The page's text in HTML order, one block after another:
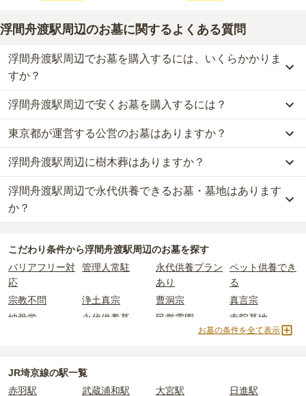
浮間舟渡駅周辺のお墓に関するよくある質問
浮間舟渡駅周辺でお墓を購入するには、いくらかかりま
すか？
浮間舟渡駅周辺での購入費用の目安は、一般墓が約290万円、納骨
堂が約60万円です。
一般墓を建てる場合は、「永代使用料（土地代）」と「墓石代」の
2つが主な費用となります。
浮間舟渡駅周辺の一般墓の永代使用料の平均は
で、墓石代
さ・素材によって変わります。
樹木葬・納骨堂・永代供養墓は、基本的に墓石代がかからず、永代
なお、お墓によっては以下の費用が別途かかる場合があります。
・開眼法要の費用：お墓を新しく建てた際に行う儀式のための費
用。僧侶に渡すお布施がかかります。
・納骨式の費用
：お墓に遺骨を納める儀式のための費用。僧侶に渡
すお布施、会食などの費用がかかります。
：お墓の管理費。契約後、毎年発生するケースがあり
正確な費用は、区画や石材の選び方によって大きく変わるため、見
積もりを取るまで確定しません。
浮間舟渡駅周辺で安くお墓を購入するには？
浮間舟渡駅周辺で一番安価なお墓は、蓮華寺 納骨塔
で、
60万円からお求めいただけます。
一般的に最も費用を抑えられるのは、他の方のご遺骨と一緒に埋葬
する「合祀墓（ごうしぼ）」と呼ばれるタイプです。個別のお墓に
比べて省スペースで管理の手間がかからないため、費用が安く設定
されています。
価格の目安は、1名あたり5万円〜30万円程度です。
浮間舟渡駅周辺 で安価なお墓を探したい場合は、
び替えてお墓を探すのがおすすめです。
東京都が運営する公営のお墓はありますか？
浮間舟渡駅周辺には、公営の霊園の掲載がありません。
一方で、東京都内には、県または市区町村が運営する公営の霊園が
16件あります。
公営霊園は民営の霊園と異なり、契約にあたって応募資格が設けら
主な条件として、遺骨がすでにある、該当の市区町村に一定年数以
上住んでいるなどが挙げられます。
条件を満たさない場合は、申し込み自体ができないことも多いた
め、事前の確認が重要です。
契約条件の詳細は、各霊園のページをご確認いただくか、資料請求
浮間舟渡駅周辺に樹木葬はありますか？
浮間舟渡駅周辺には、樹木葬の掲載がありません。
自然葬をお考えの場合は、海洋散骨もご検討ください。
浮間舟渡駅周辺で永代供養できるお墓・墓地はあります
か？
詳しくは、浮間舟渡駅周辺の永代供養の一覧をご覧ください。
こだわり条件から浮間舟渡駅周辺のお墓を探す
バリアフリー対
応
管理人常駐
永代供養プラン
あり
ペット供養でき
る
宗教不問
浄土真宗 曹洞宗
真言宗
納骨堂
永代供養墓 民営霊園 寺院墓地
お墓の条件を全て表示
JR埼京線の駅一覧
赤羽駅
武蔵浦和駅 大宮駅
日進駅